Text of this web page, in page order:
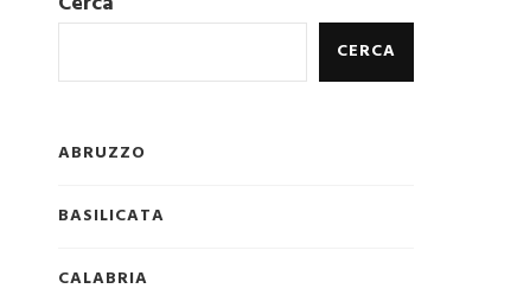
CERCA
ABRUZZO
BASILICATA
CALABRIA